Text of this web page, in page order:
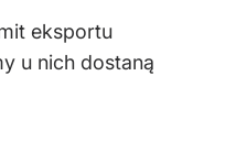
eksportu
u nich dostaną